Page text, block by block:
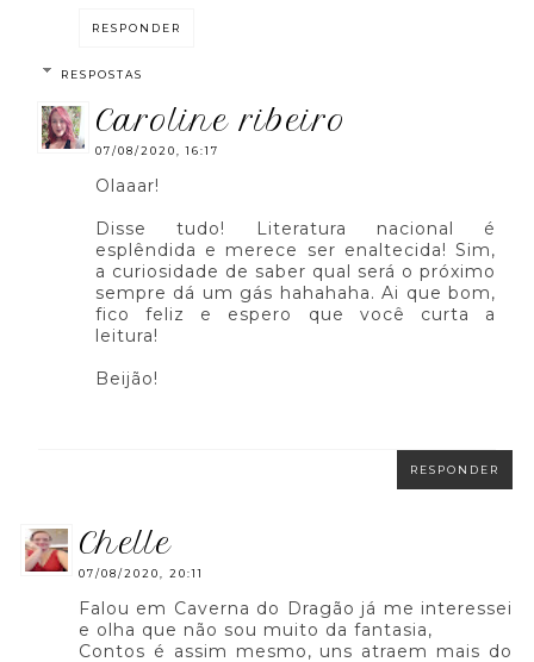
RESPONDER
RESPOSTAS
caroline ribeiro
07/08/2020, 16:17
Olaaar!
Disse tudo! Literatura nacional é
esplêndida e merece ser enaltecida! Sim,
a curiosidade de saber qual será o próximo
sempre dá um gás hahahaha. Ai que bom,
fico feliz e espero que você curta a
leitura!
Beijão!
RESPONDER
chelle
07/08/2020, 20:11
Falou em Caverna do Dragão já me interessei
e olha que não sou muito da fantasia,
Contos é assim mesmo, uns atraem mais do